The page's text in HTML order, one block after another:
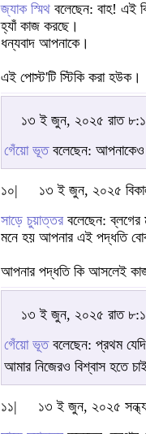
জ্যাক স্মিথ বলেছেন: বাহ! এই
হ্যাঁ কাজ করছে।
ধন্যবাদ আপনাকে।
এই পোস্ট'টি স্টিকি করা হউক।
১৩ ই জুন, ২০২৫ রাত
গেঁয়ো ভূতবলেছেন: আপনাকেও
১০|
১৩ ই জুন, ২০২৫
সাড়ে চুয়াত্তর বলেছেন: ব্লগের
মনে হয় আপনার এই পদ্ধতি
আপনার পদ্ধতি কি আসলেই
১৩ ই জুন, ২০২৫ রাত
গেঁয়ো ভূতবলেছেন: প্রথম
আমার নিজেরও বিশ্বাস হতে
১১|
১৩ ই জুন, ২০২৫